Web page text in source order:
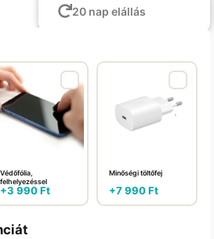
20 nap elállás
Védőfólia,
felhelyezéssel
+3 990Ft
Minőségi töltőfej
+7 990Ft